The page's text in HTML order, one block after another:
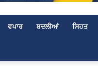
ਵਪਾਰ ਬਦਲੀਆਂ ਸਿਹਤ